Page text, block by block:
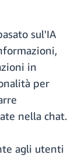
sul'IA
in
per
nella chat.
agli utenti